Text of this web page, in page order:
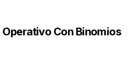
Operativo Con Binomios